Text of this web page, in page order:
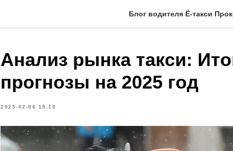
Блог водителя Ё-такси
Анализ рынка такси:
прогнозы на 2025 год
2025-02-06 15:10